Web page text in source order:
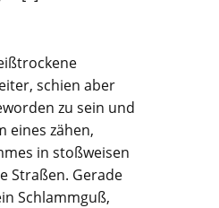
schien aber
zu sein und
eines zähen,
in stoßweisen
Straßen. Gerade
Schlammguß,